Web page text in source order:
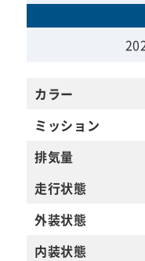
カラー
ミッション
排気量
走行状態
外装状態
内装状態